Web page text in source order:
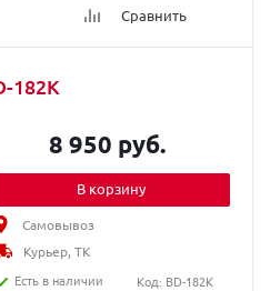
Сравнить
182K
8 950 руб.
В корзину
Самовывоз
Курьер, ТК
Есть в наличии
Код: BD-182K